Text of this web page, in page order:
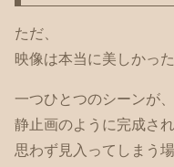
ただ、
映像は本当に美しかった
一つひとつのシーンが、
静止画のように完成され
思わず見入ってしまう